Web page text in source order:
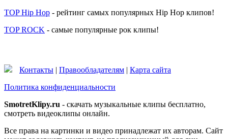
TOP Hip Hop - рейтинг самых популярных Hip Hop клипов!
TOP ROCK - самые популярные рок клипы!
Контакты | Правообладателям | Карта сайта
Политика конфиденциальности
SmotretKlipy.ru - скачать музыкальные клипы бесплатно,
смотреть видеоклипы онлайн.
Все права на картинки и видео принадлежат их авторам. Сайт